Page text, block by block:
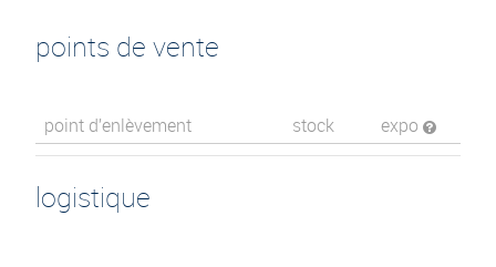
points de vente
point d’enlèvement stock expo
logistique